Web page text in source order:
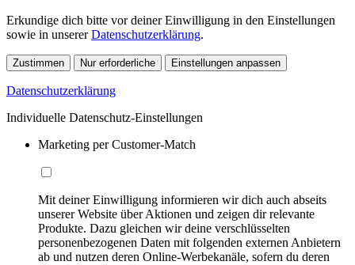
Erkundige dich bitte vor deiner Einwilligung in den Einstellungen
sowie in unsererDatenschutzerklärung.
Zustimmen Nur erforderliche Einstellungen anpassen
Datenschutzerklärung
Individuelle Datenschutz-Einstellungen
Marketing per Customer-Match
Mit deiner Einwilligung informieren wir dich auch abseits
unserer Website über Aktionen und zeigen dir relevante
Produkte. Dazu gleichen wir deine verschlüsselten
personenbezogenen Daten mit folgenden externen Anbietern
ab und nutzen deren Online-Werbekanäle, sofern du deren